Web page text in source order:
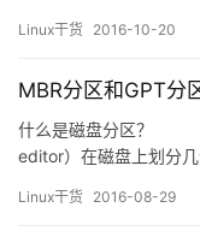
含有对这些纯数据的管
Linux干货 2016-10-20
MBR分区和GPT分
什么是磁盘分区？
editor）在磁盘上划分
区，也就有更多不同的
Linux干货 2016-08-29